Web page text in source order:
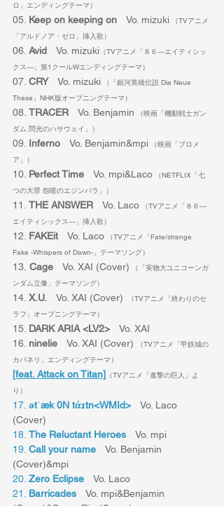
ロ」エンディングテーマ）
05. Keep on keeping on Vo. mizuki （TVアニメ
「アルドノア・ゼロ」挿入歌）
06. Avid Vo. mizuki （TVアニメ「８６―エイティシッ
クス―」第1クールWエンディングテーマ）
07. CRY Vo. mizuki （「銀河英雄伝説 Die Neue
These」NHK版オープニングテーマ）
08. TRACER Vo. Benjamin （映画「機動戦士ガン
ダム 閃光のハサウェイ」）
09. Inferno Vo. Benjamin&mpi （映画「プロメ
ア」）
10. Perfect Time Vo. mpi&Laco （NETFLIX「七
つの大罪 怨嗟のエジンバラ」）
11. THE ANSWER Vo. Laco （TVアニメ「８６―
エイティシックス―」挿入歌）
12. FAKEit Vo. Laco （TVアニメ「Fate/strange
Fake -Whispers of Dawn-」テーマソング）
13. Cage Vo. XAI (Cover) （「実物大ユニコーンガ
ンダム立像」テーマソング）
14. X.U. Vo. XAI (Cover) （TVアニメ「終わりのセ
ラフ」オープニングテーマ）
15. DARK ARIA <LV2> Vo. XAI
16. ninelie Vo. XAI (Cover)
（TVアニメ「甲鉄城の
カバネリ」エンディングテーマ）
[feat. Attack on Titan] （TVアニメ「進撃の巨人」よ
り）
17. ətˈæk 0N tάɪtn<WMId> Vo. Laco
(Cover)
18. The Reluctant Heroes Vo. mpi
19. Call your name Vo. Benjamin
(Cover)&mpi
20. Zero Eclipse Vo. Laco
21. Barricades Vo. mpi&Benjamin
(Cover)&SennaRin (Cover)